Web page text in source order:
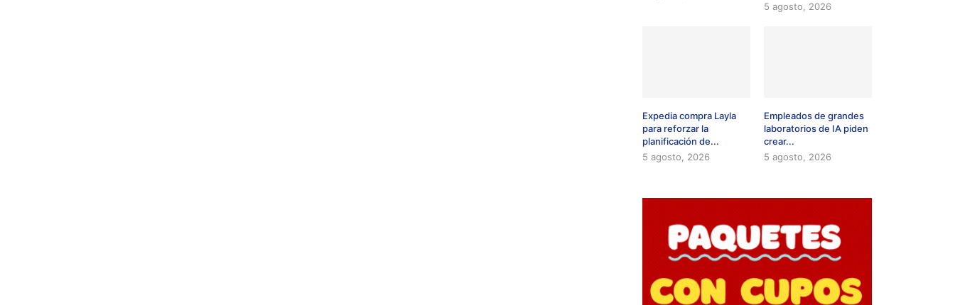
5 agosto, 2026
Expedia compra Layla
para reforzar la
planificación de...
5 agosto, 2026
Empleados de grandes
laboratorios de IA piden
crear...
5 agosto, 2026